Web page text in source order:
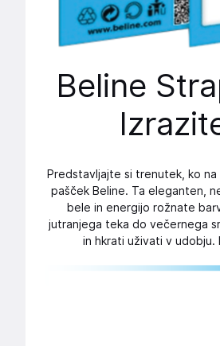
Beline
Predstavljajte si trenutek, ko
pašček Beline. Ta eleganten,
bele in energijo rožnate
jutranjega teka do večernega
in hkrati uživati ​​v udobju.